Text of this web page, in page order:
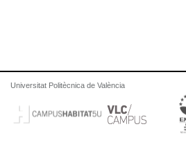
Universitat Politècnica de València